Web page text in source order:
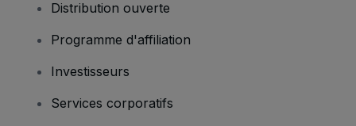
Distribution ouverte
Programme d'affiliation
Investisseurs
Services corporatifs